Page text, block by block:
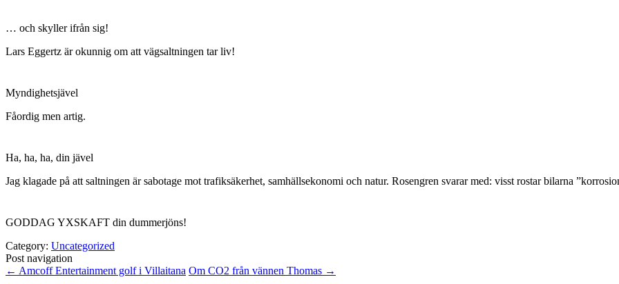
… och skyller ifrån sig!
Lars Eggertz är okunnig om att vägsaltningen tar liv!
Myndighetsjävel
Fåordig men artig.
Ha, ha, ha, din jävel
Jag klagade på att saltningen är sabotage mot trafiksäkerhet, samhällsekonomi och natur. Rosengren svarar med: visst rostar bilarna
GODDAG YXSKAFT din dummerjöns!
Category: Uncategorized
Post navigation
← Amcoff Entertainment golf i Villaitana Om CO2 från vännen Thomas →